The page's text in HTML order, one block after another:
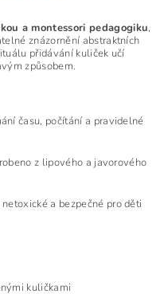
a montessori pedagogiku,
znázornění abstraktních
přidávání kuliček učí
způsobem.
času, počítání a pravidelné
z lipového a javorového
a bezpečné pro děti
kuličkami